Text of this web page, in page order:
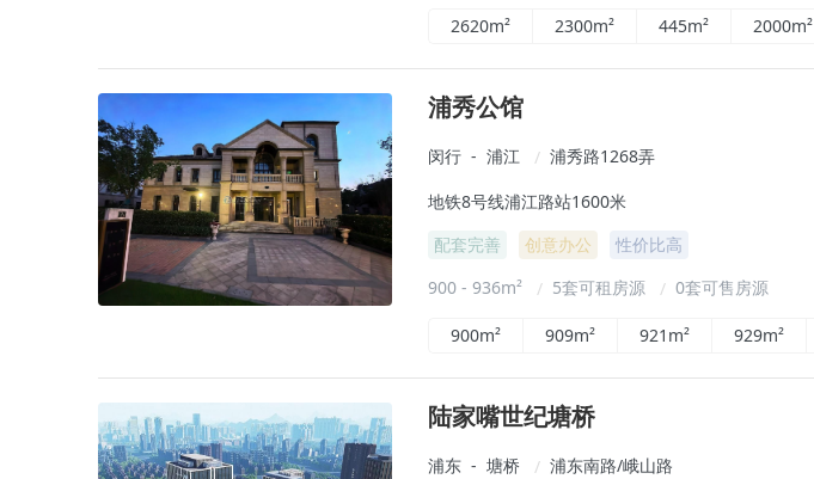
2620m² 2300m² 445m² 2000m²
浦秀公馆
闵行 - 浦江 / 浦秀路1268弄
地铁8号线浦江路站1600米
配套完善
创意办公
性价比高
900 - 936m²
/ 5套可租房源 / 0套可售房源
900m² 909m² 921m² 929m²
陆家嘴世纪塘桥
浦东 - 塘桥 / 浦东南路/峨山路